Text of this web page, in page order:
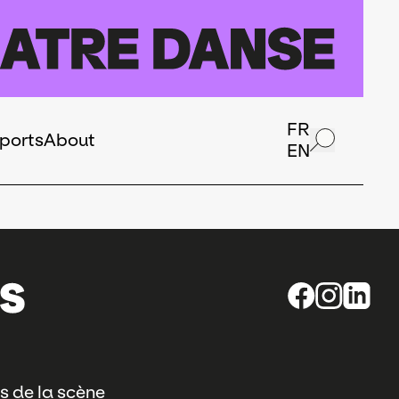
About
FR
EN
de la scène